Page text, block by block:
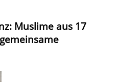
Muslime aus 17